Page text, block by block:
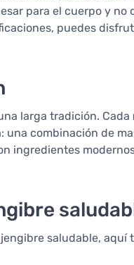
para el cuerpo y
puedes
larga tradición. Cada
combinación de
ingredientes
saludable,